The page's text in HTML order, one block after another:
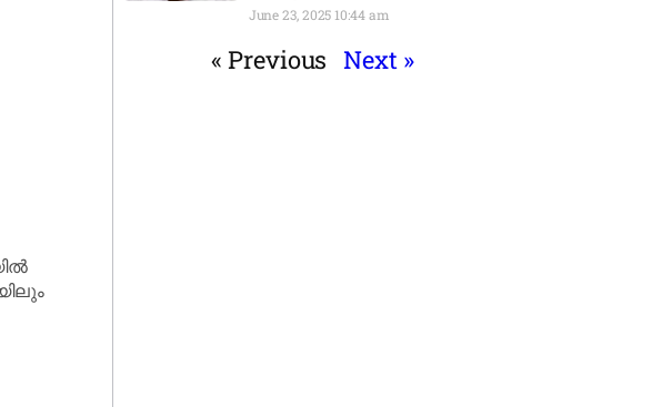
June 23, 2025 10:44 am
« Previous Next »